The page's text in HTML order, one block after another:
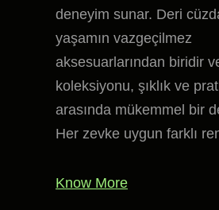
deneyim sunar. Deri
yaşamın vazgeçilmez
aksesuarlarından biridir
koleksiyonu, şıklık ve
arasında mükemmel bir
Her zevke uygun farklı
Know More